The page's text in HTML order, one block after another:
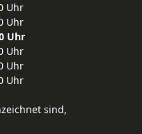
Uhr
Uhr
Uhr
Uhr
Uhr
Uhr
sind,